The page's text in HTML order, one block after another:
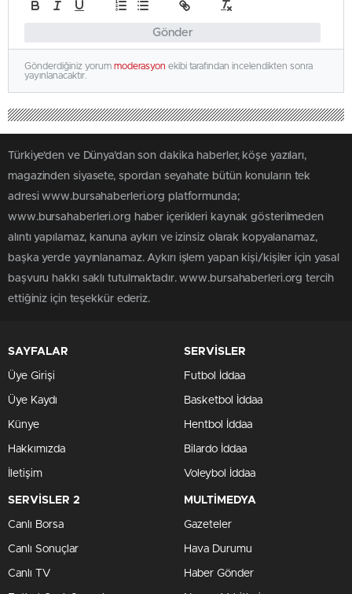
Gönder
Gönderdiğiniz yorum moderasyon ekibi tarafından incelendikten sonra
yayınlanacaktır.
Türkiye'den ve Dünya’dan son dakika haberler, köşe yazıları,
magazinden siyasete, spordan seyahate bütün konuların tek
adresi www.bursahaberleri.org platformunda;
www.bursahaberleri.org haber içerikleri kaynak gösterilmeden
alıntı yapılamaz, kanuna aykırı ve izinsiz olarak kopyalanamaz,
başka yerde yayınlanamaz. Aykırı işlem yapan kişi/kişiler için yasal
başvuru hakkı saklı tutulmaktadır. www.bursahaberleri.org tercih
ettiğiniz için teşekkür ederiz.
SAYFALAR
Üye Girişi
Üye Kaydı
Künye
Hakkımızda
İletişim
SERVİSLER
Futbol İddaa
Basketbol İddaa
Hentbol İddaa
Bilardo İddaa
Voleybol İddaa
SERVİSLER 2
Canlı Borsa
Canlı Sonuçlar
Canlı TV
MULTİMEDYA
Gazeteler
Hava Durumu
Haber Gönder